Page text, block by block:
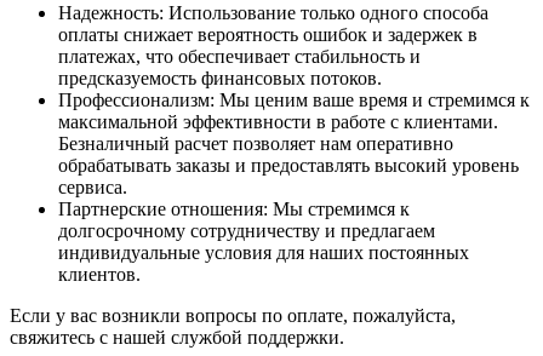
Надежность: Использование только одного способа
оплаты снижает вероятность ошибок и задержек в
платежах, что обеспечивает стабильность и
предсказуемость финансовых потоков.
Профессионализм: Мы ценим ваше время и стремимся к
максимальной эффективности в работе с клиентами.
Безналичный расчет позволяет нам оперативно
обрабатывать заказы и предоставлять высокий уровень
сервиса.
Партнерские отношения: Мы стремимся к
долгосрочному сотрудничеству и предлагаем
индивидуальные условия для наших постоянных
клиентов.
Если у вас возникли вопросы по оплате, пожалуйста,
свяжитесь с нашей службой поддержки.